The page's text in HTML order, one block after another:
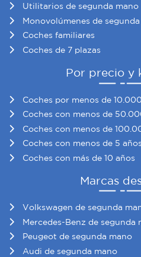
Utilitarios de segunda mano
Monovolúmenes de
Coches familiares
Coches de 7 plazas
Por precio y
Coches por menos de
Coches con menos de
Coches con menos de
Coches con menos de 5 años
Coches con más de 10 años
Marcas
Volkswagen de segunda
Mercedes-Benz de segunda
Peugeot de segunda mano
Audi de segunda mano